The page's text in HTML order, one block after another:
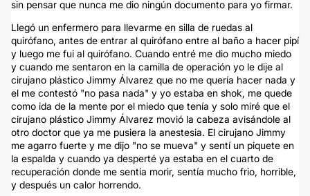
sin pensar que nunca me dio ningún documento para yo firmar.
Llegó un enfermero para llevarme en silla de ruedas al
quirófano, antes de entrar al quirófano entre al baño a hacer pipí
y luego me fui al quirófano. Cuando entré me dio mucho miedo
y cuando me sentaron en la camilla de operación yo le dije al
cirujano plástico Jimmy Álvarez que no me quería hacer nada y
el me contestó "no pasa nada" y yo estaba en shok, me quede
como ida de la mente por el miedo que tenía y solo miré que el
cirujano plástico Jimmy Álvarez movió la cabeza avisándole al
otro doctor que ya me pusiera la anestesia. El cirujano Jimmy
me agarro fuerte y me dijo "no se mueva" y sentí un piquete en
la espalda y cuando ya desperté ya estaba en el cuarto de
recuperación donde me sentía morir, sentía mucho frio, horrible,
y después un calor horrendo.